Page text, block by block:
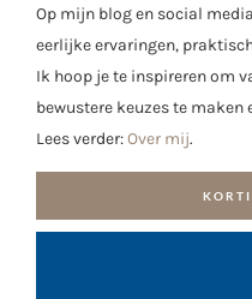
Op mijn blog en social
eerlijke ervaringen,
Ik hoop je te inspireren om
bewustere keuzes te maken
Lees verder:Over mij.